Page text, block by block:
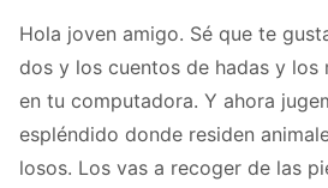
Hola joven amigo. Sé que te
dos y los cuentos de hadas y los
en tu computadora. Y ahora
espléndido donde residen
losos. Los vas a recoger de las